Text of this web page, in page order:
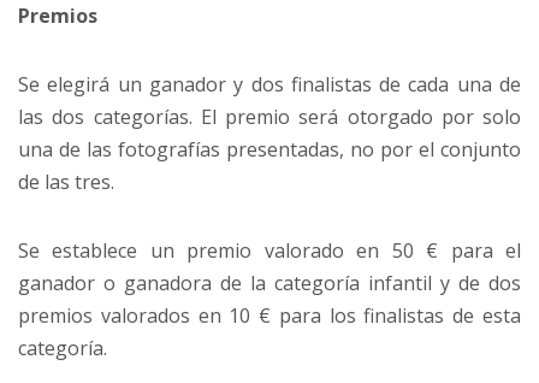
Premios
Se elegirá un ganador y dos finalistas de cada una de
las dos categorías. El premio será otorgado por solo
una de las fotografías presentadas, no por el conjunto
de las tres.
Se establece un premio valorado en 50 € para el
ganador o ganadora de la categoría infantil y de dos
premios valorados en 10 € para los finalistas de esta
categoría.